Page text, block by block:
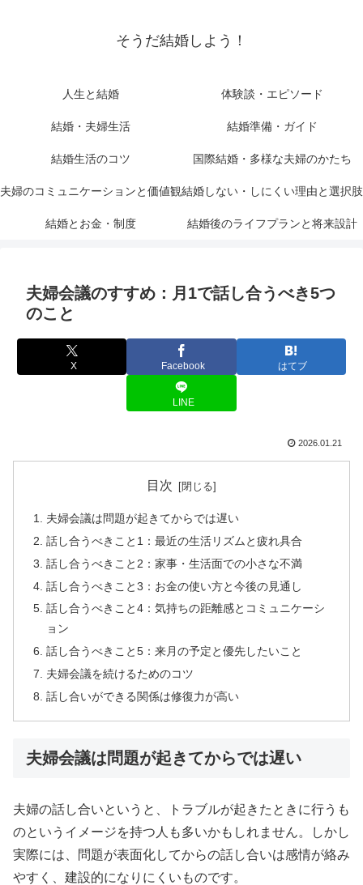
そうだ結婚しよう！
人生と結婚 体験談・エピソード
結婚・夫婦生活 結婚準備・ガイド
結婚生活のコツ 国際結婚・多様な夫婦のかたち
夫婦のコミュニケーションと価値観結婚しない・しにくい理由と選択肢
結婚とお金・制度 結婚後のライフプランと将来設計
夫婦会議のすすめ：月1で話し合うべき5つ
のこと
X Facebook はてブ
LINE
2026.01.21
目次
夫婦会議は問題が起きてからでは遅い
話し合うべきこと1：最近の生活リズムと疲れ具合
話し合うべきこと2：家事・生活面での小さな不満
話し合うべきこと3：お金の使い方と今後の見通し
話し合うべきこと4：気持ちの距離感とコミュニケーシ
ョン
話し合うべきこと5：来月の予定と優先したいこと
夫婦会議を続けるためのコツ
話し合いができる関係は修復力が高い
夫婦会議は問題が起きてからでは遅い
夫婦の話し合いというと、トラブルが起きたときに行うも
のというイメージを持つ人も多いかもしれません。しかし
実際には、問題が表面化してからの話し合いは感情が絡み
やすく、建設的になりにくいものです。